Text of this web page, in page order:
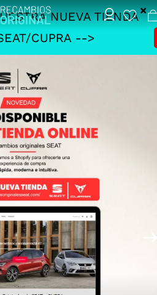
NUEVA TIENDA
CUPRA -->